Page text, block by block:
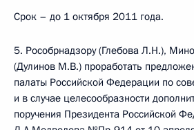
Срок – до 1 октября 2011 года.
5. Рособрнадзору (Глебова Л.Н.),
(Дулинов М.В.) проработать
палаты Российской Федерации по
и в случае целесообразности
поручения Президента Российской